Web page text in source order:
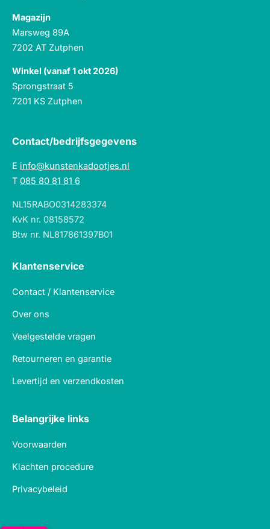
Magazijn
Marsweg 89A
7202 AT Zutphen
Winkel (vanaf 1 okt 2026)
Sprongstraat 5
7201 KS Zutphen
Contact/bedrijfsgegevens
E info@kunstenkadootjes.nl
T 085 80 81 81 6
NL15RABO0314283374
KvK nr. 08158572
Btw nr. NL817861397B01
Klantenservice
Contact / Klantenservice
Over ons
Veelgestelde vragen
Retourneren en garantie
Levertijd en verzendkosten
Belangrijke links
Voorwaarden
Klachten procedure
Privacybeleid